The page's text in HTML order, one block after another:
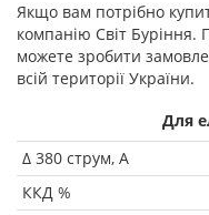
Якщо вам потрібно
компанію Світ Буріння.
можете зробити
всій території України.
Для
Δ 380 струм, А
ККД %